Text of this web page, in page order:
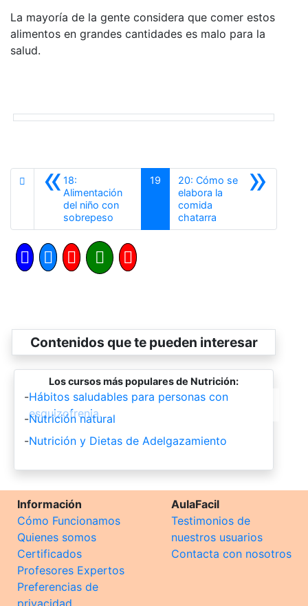
La mayoría de la gente considera que comer estos
alimentos en grandes cantidades es malo para la
salud.
«18:
Alimentación
del niño con
sobrepeso
19 »
20: Cómo se
elabora la
comida
chatarra
Contenidos que te pueden interesar
Los cursos más populares de Nutrición:
-Hábitos saludables para personas con
esquizofrenia.
-Nutrición natural
-Nutrición y Dietas de Adelgazamiento
Información
Cómo Funcionamos
Quienes somos
Certificados
Profesores Expertos
Preferencias de
privacidad
AulaFacil
Testimonios de
nuestros usuarios
Contacta con nosotros